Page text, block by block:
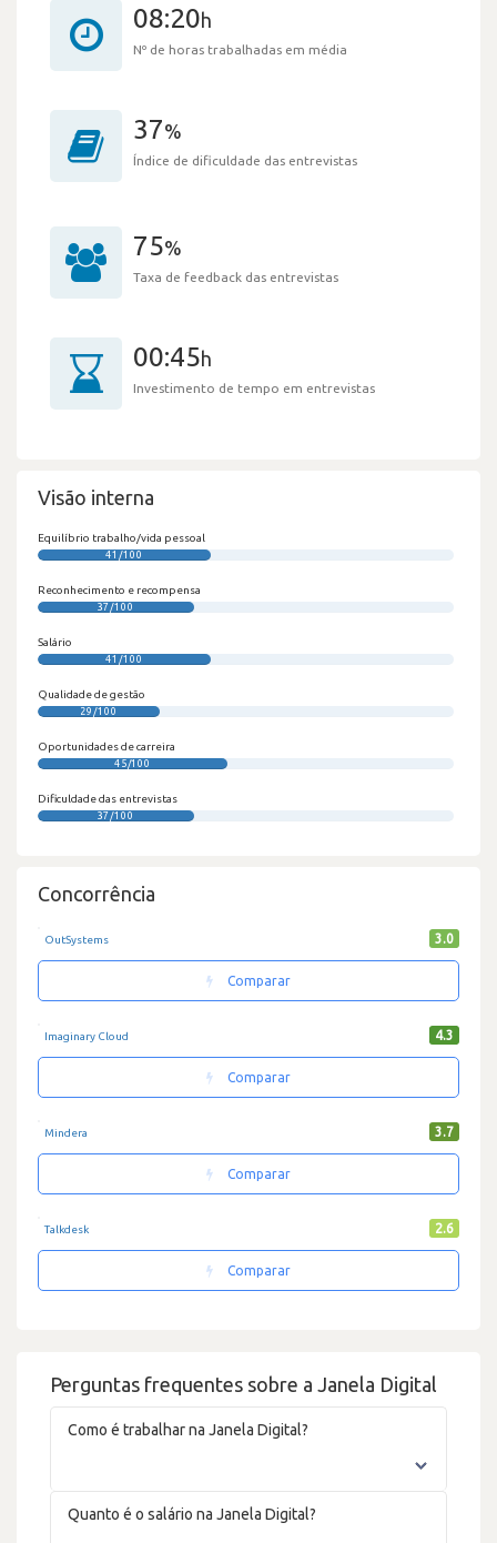
08:20h
Nº de horas trabalhadas em média
37%
Índice de dificuldade das entrevistas
75%
Taxa de feedback das entrevistas
00:45h
Investimento de tempo em entrevistas
Perguntas frequentes sobre a Janela Digital
Como é trabalhar na Janela Digital?
Quanto é o salário na Janela Digital?
Visão interna
Equilíbrio trabalho/vida pessoal
41/100
Reconhecimento e recompensa
37/100
Salário
41/100
Qualidade de gestão
29/100
Oportunidades de carreira
45/100
Dificuldade das entrevistas
37/100
Concorrência
OutSystems 3.0
Comparar
Imaginary Cloud 4.3
Comparar
Mindera 3.7
Comparar
Talkdesk 2.6
Comparar